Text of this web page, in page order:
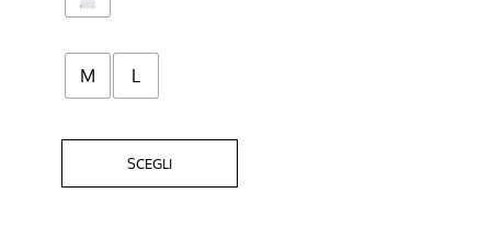
M L
SCEGLI
nella
del